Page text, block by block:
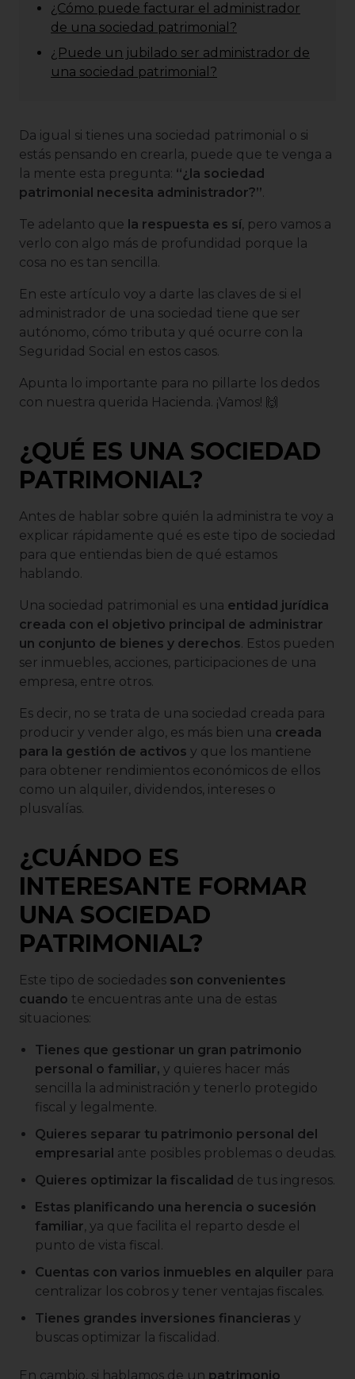
¿Cómo puede facturar el administrador
de una sociedad patrimonial?
¿Puede un jubilado ser administrador de
una sociedad patrimonial?
Da igual si tienes una sociedad patrimonial o si
estás pensando en crearla, puede que te venga a
la mente esta pregunta: “¿la sociedad
patrimonial necesita administrador?”.
Te adelanto que la respuesta es sí, pero vamos a
verlo con algo más de profundidad porque la
cosa no es tan sencilla.
En este artículo voy a darte las claves de si el
administrador de una sociedad tiene que ser
autónomo, cómo tributa y qué ocurre con la
Seguridad Social en estos casos.
Apunta lo importante para no pillarte los dedos
con nuestra querida Hacienda. ¡Vamos! 🙌
¿QUÉ ES UNA SOCIEDAD
PATRIMONIAL?
Antes de hablar sobre quién la administra te voy a
explicar rápidamente qué es este tipo de sociedad
para que entiendas bien de qué estamos
hablando.
Una sociedad patrimonial es una entidad jurídica
creada con el objetivo principal de administrar
un conjunto de bienes y derechos. Estos pueden
ser inmuebles, acciones, participaciones de una
empresa, entre otros.
Es decir, no se trata de una sociedad creada para
producir y vender algo, es más bien una creada
para la gestión de activos y que los mantiene
para obtener rendimientos económicos de ellos
como un alquiler, dividendos, intereses o
plusvalías.
¿CUÁNDO ES
INTERESANTE FORMAR
UNA SOCIEDAD
PATRIMONIAL?
Este tipo de sociedades son convenientes
cuando te encuentras ante una de estas
situaciones:
Tienes que gestionar un gran patrimonio
personal o familiar, y quieres hacer más
sencilla la administración y tenerlo protegido
fiscal y legalmente.
Quieres separar tu patrimonio personal del
empresarial ante posibles problemas o deudas.
Quieres optimizar la fiscalidad de tus ingresos.
Estas planificando una herencia o sucesión
familiar, ya que facilita el reparto desde el
punto de vista fiscal.
Cuentas con varios inmuebles en alquiler para
centralizar los cobros y tener ventajas fiscales.
Tienes grandes inversiones financieras y
buscas optimizar la fiscalidad.
En cambio, si hablamos de un patrimonio